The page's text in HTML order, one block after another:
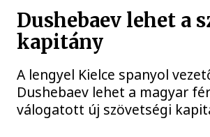
Dushebaev lehet a
kapitány
A lengyel Kielce spanyol
Dushebaev lehet a magyar
válogatott új szövetségi